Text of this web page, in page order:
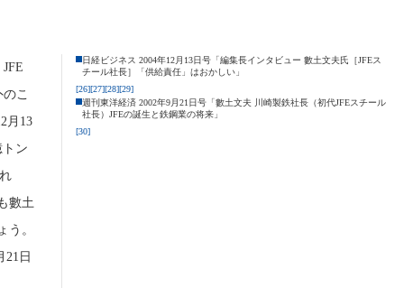
こ
月13
ン
數土
う。
21日
日経ビジネス 2004年12月13日号「編集長インタビュー 數土文夫氏［JFEス
チール社長］「供給責任」はおかしい」
[26][27][28][29]
週刊東洋経済 2002年9月21日号「數土文夫 川崎製鉄社長（初代JFEスチール
社長）JFEの誕生と鉄鋼業の将来」
[30]